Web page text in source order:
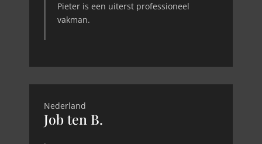
Pieter is een uiterst professioneel
vakman.
Nederland
Job ten B.